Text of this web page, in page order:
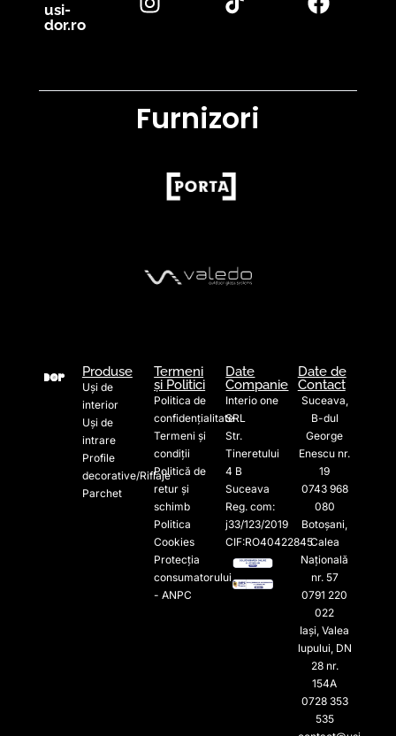
usi-
dor.ro
Furnizori
Produse
Uși de
interior
Uși de
intrare
Profile
decorative/Riflaje
Parchet
Termeni
și Politici
Politica de
confidențialitate
Termeni și
condiții
Politică de
retur și
schimb
Politica
Cookies
Protecția
consumatorului
- ANPC
Date
Companie
Interio one
SRL
Str.
Tineretului
4 B
Suceava
Reg. com:
j33/123/2019
CIF:RO40422845
Date de
Contact
Suceava,
B-dul
George
Enescu nr.
19
0743 968
080
Botoșani,
Calea
Națională
nr. 57
0791 220
022​
Iași, Valea
lupului, DN
28 nr.
154A
0728 353
535​